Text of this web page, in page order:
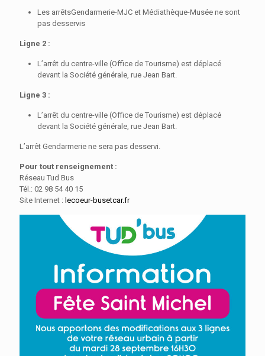
Les arrêtsGendarmerie-MJC et Médiathèque-Musée ne sont
pas desservis
Ligne 2 :
L’arrêt du centre-ville (Office de Tourisme) est déplacé
devant la Société générale, rue Jean Bart.
Ligne 3 :
L’arrêt du centre-ville (Office de Tourisme) est déplacé
devant la Société générale, rue Jean Bart.
L’arrêt Gendarmerie ne sera pas desservi.
Pour tout renseignement :
Réseau Tud Bus
Tél.: 02 98 54 40 15
Site Internet : lecoeur-busetcar.fr